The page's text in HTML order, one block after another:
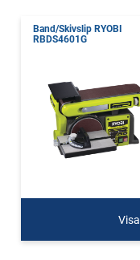
Band/Skivslip RYOBI
RBDS4601G
Visa